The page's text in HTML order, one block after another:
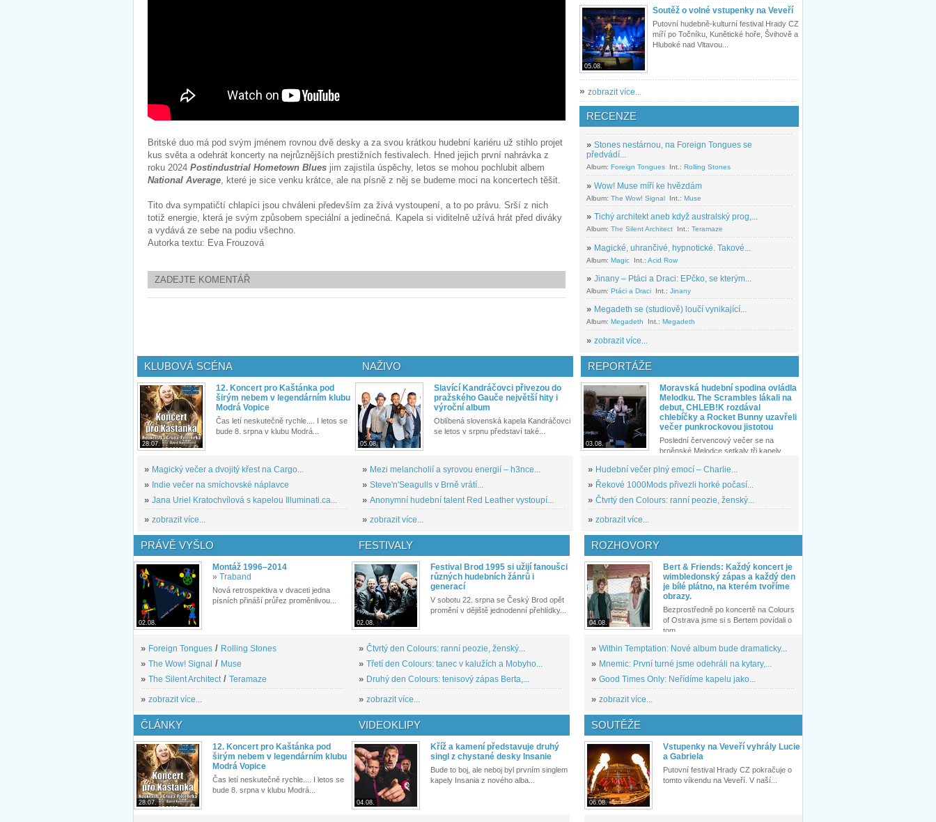
Britské duo má pod svým jménem rovnou dvě desky a za svou krátkou hudební kariéru už stihlo projet
kus světa a odehrát koncerty na nejrůznějších prestižních festivalech. Hned jejich první nahrávka z
roku 2024 Postindustrial Hometown Blues jim zajistila úspěchy, letos se mohou pochlubit albem
National Average, které je sice venku krátce, ale na písně z něj se budeme moci na koncertech těšit.
Tito dva sympatičtí chlapíci jsou chváleni především za živá vystoupení, a to po právu. Srší z nich
totiž energie, která je svým způsobem speciální a jedinečná. Kapela si viditelně užívá hrát před diváky
a vydává ze sebe na podiu všechno.
Autorka textu: Eva Frouzová
ZADEJTE KOMENTÁŘ
05.08.
Soutěž o volné vstupenky na Veveří
Putovní hudebně-kulturní festival Hrady CZ
míří po Točníku, Kunětické hoře, Švihově a
Hluboké nad Vltavou...
» zobrazit více...
RECENZE
» Stones nestárnou, na Foreign Tongues se
předvádí...
Album: Foreign Tongues Int.: Rolling Stones
» Wow! Muse míří ke hvězdám
Album: The Wow! Signal Int.: Muse
» Tichý architekt aneb když australský prog,...
Album: The Silent Architect Int.: Teramaze
» Magické, uhrančivé, hypnotické. Takové...
Album: Magic Int.: Acid Row
» Jinany – Ptáci a Draci: EPčko, se kterým...
Album: Ptáci a Draci Int.: Jinany
» Megadeth se (studiově) loučí vynikající...
Album: Megadeth Int.: Megadeth
» zobrazit více...
KLUBOVÁ SCÉNA
28.07.
12. Koncert pro Kaštánka pod
širým nebem v legendárním klubu
Modrá Vopice
Čas letí neskutečně rychle.... I letos se
bude 8. srpna v klubu Modrá...
» Magický večer a dvojitý křest na Cargo...
» Indie večer na smíchovské náplavce
» Jana Uriel Kratochvílová s kapelou Illuminati.ca...
» zobrazit více...
NAŽIVO
05.08.
Slavící Kandráčovci přivezou do
pražského Gauče největší hity i
výroční album
Oblíbená slovenská kapela Kandráčovci
se letos v srpnu představí také...
» Mezi melancholií a syrovou energií – h3nce...
» Steve'n'Seagulls v Brně vrátí...
» Anonymní hudební talent Red Leather vystoupí...
» zobrazit více...
REPORTÁŽE
03.08.
Moravská hudební spodina ovládla
Melodku. The Scrambles lákali na
debut, CHLEB!K rozdával
chlebíčky a Rocket Bunny uzavřeli
večer punkrockovou jistotou
Poslední červencový večer se na
brněnské Melodce setkaly tři kapely...
» Hudební večer plný emocí – Charlie...
» Řekové 1000Mods přivezli horké počasí...
» Čtvrtý den Colours: ranní peozie, ženský...
» zobrazit více...
PRÁVĚ VYŠLO
02.08.
Montáž 1996–2014
» Traband
Nová retrospektiva v dvaceti jedna
písních přináší průřez proměnlivou...
» Foreign Tongues / Rolling Stones
» The Wow! Signal / Muse
» The Silent Architect/ Teramaze
» zobrazit více...
FESTIVALY
02.08.
Festival Brod 1995 si užijí fanoušci
různých hudebních žánrů i
generací
V sobotu 22. srpna se Český Brod opět
promění v dějiště jednodenní přehlídky...
» Čtvrtý den Colours: ranní peozie, ženský...
» Třetí den Colours: tanec v kalužích a Mobyho...
» Druhý den Colours: tenisový zápas Berta,...
» zobrazit více...
ROZHOVORY
04.08.
Bert & Friends: Každý koncert je
wimbledonský zápas a každý den
je bílé plátno, na kterém tvoříme
obrazy.
Bezprostředně po koncertě na Colours
of Ostrava jsme si s Bertem povídali o
tom,...
» Within Temptation: Nové album bude dramaticky...
» Mnemic: První turné jsme odehráli na kytary,...
» Good Times Only: Neřídíme kapelu jako...
» zobrazit více...
ČLÁNKY
28.07.
12. Koncert pro Kaštánka pod
širým nebem v legendárním klubu
Modrá Vopice
Čas letí neskutečně rychle.... I letos se
bude 8. srpna v klubu Modrá...
VIDEOKLIPY
04.08.
Kříž a kamení představuje druhý
singl z chystané desky Insanie
Bude to boj, ale neboj byl prvním singlem
kapely Insania z nového alba...
SOUTĚŽE
06.08.
Vstupenky na Veveří vyhrály Lucie
a Gabriela
Putovní festival Hrady CZ pokračuje o
tomto víkendu na Veveří. V naší...